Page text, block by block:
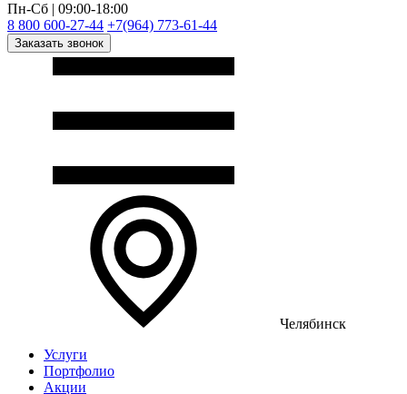
Пн-Сб | 09:00-18:00
8 800 600-27-44 +7(964) 773-61-44
Заказать звонок
Челябинск
Услуги
Портфолио
Акции